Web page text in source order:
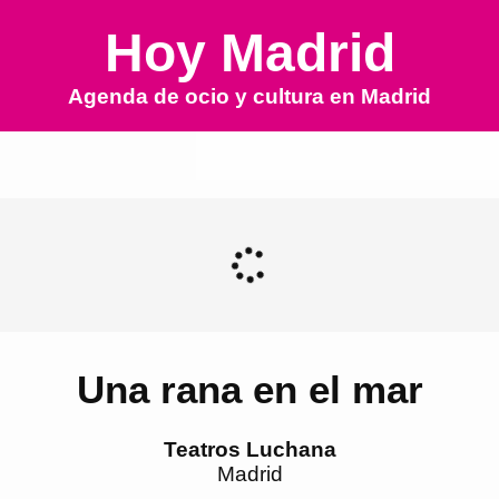
Hoy Madrid
Agenda de ocio y cultura en Madrid
Una rana en el mar
Teatros Luchana
Madrid